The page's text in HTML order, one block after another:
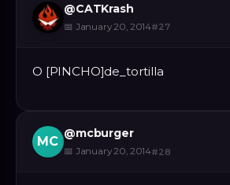
@CATKrash
📅 January 20, 2014#27
O [PINCHO]de_tortilla
MC
@mcburger
📅 January 20, 2014#28